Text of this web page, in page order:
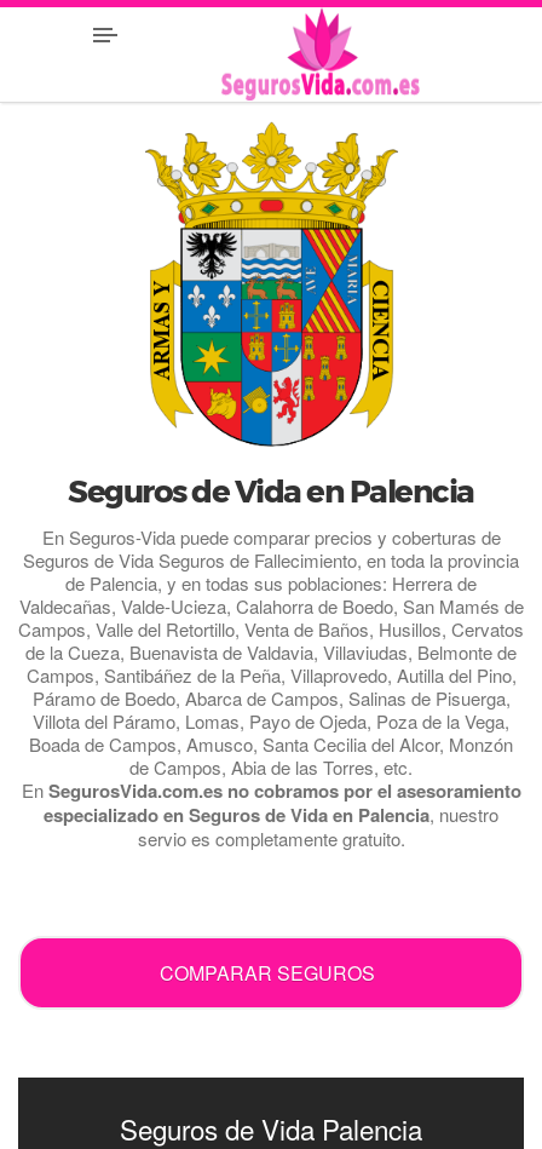
Seguros de Vida en Palencia
En Seguros-Vida puede comparar precios y coberturas de
Seguros de Vida Seguros de Fallecimiento, en toda la provincia
de Palencia, y en todas sus poblaciones: Herrera de
Valdecañas, Valde-Ucieza, Calahorra de Boedo, San Mamés de
Campos, Valle del Retortillo, Venta de Baños, Husillos, Cervatos
de la Cueza, Buenavista de Valdavia, Villaviudas, Belmonte de
Campos, Santibáñez de la Peña, Villaprovedo, Autilla del Pino,
Páramo de Boedo, Abarca de Campos, Salinas de Pisuerga,
Villota del Páramo, Lomas, Payo de Ojeda, Poza de la Vega,
Boada de Campos, Amusco, Santa Cecilia del Alcor, Monzón
de Campos, Abia de las Torres, etc.
EnSegurosVida.com.es no cobramos por el asesoramiento
especializado en Seguros de Vida en Palencia, nuestro
servio es completamente gratuito.
COMPARAR SEGUROS
Seguros de Vida Palencia